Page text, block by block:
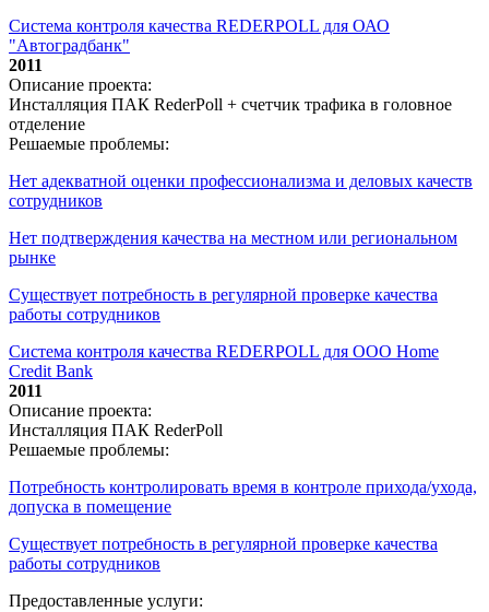
Система контроля качества REDERPOLL для ОАО
"Автоградбанк"
2011
Описание проекта:
Инсталляция ПАК RederPoll + счетчик трафика в головное
отделение
Решаемые проблемы:
Нет адекватной оценки профессионализма и деловых качеств
сотрудников
Нет подтверждения качества на местном или региональном
рынке
Существует потребность в регулярной проверке качества
работы сотрудников
Система контроля качества REDERPOLL для ООО Home
Credit Bank
2011
Описание проекта:
Инсталляция ПАК RederPoll
Решаемые проблемы:
Потребность контролировать время в контроле прихода/ухода,
допуска в помещение
Существует потребность в регулярной проверке качества
работы сотрудников
Предоставленные услуги: